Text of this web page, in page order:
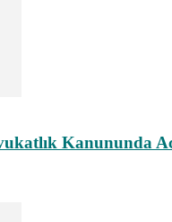
Kanununda